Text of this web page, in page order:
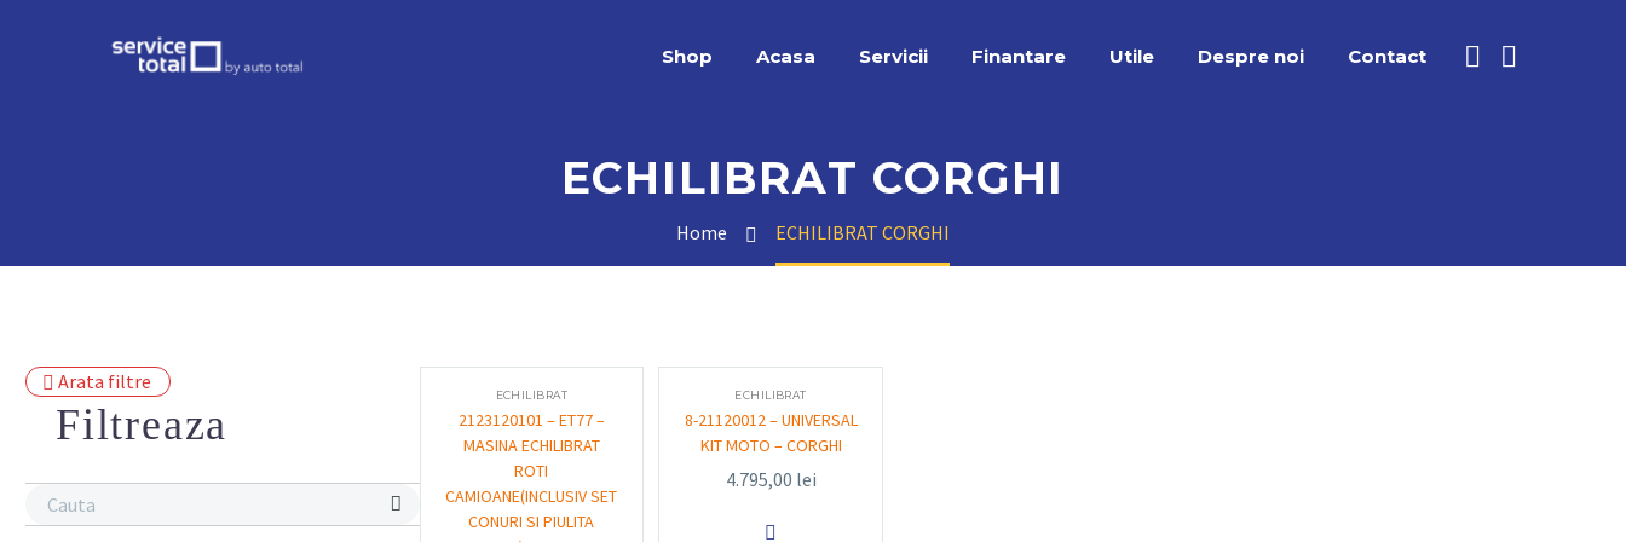
Shop Acasa Servicii Finantare Utile Despre noi Contact
ECHILIBRAT CORGHI
Home ECHILIBRAT CORGHI
Arata filtre
Filtreaza
ECHILIBRAT
2123120101 – ET77 –
MASINA ECHILIBRAT
ROTI
CAMIOANE(INCLUSIV SET
CONURI SI PIULITA
ECHILIBRAT
8-21120012 – UNIVERSAL
KIT MOTO – CORGHI
4.795,00 lei
